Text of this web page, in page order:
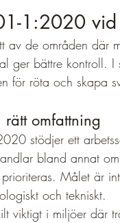
1:2020 vid
av de områden där
ger bättre kontroll.
för röta och skapa
rätt omfattning
stödjer ett
bland annat
Målet är
och tekniskt.
viktigt i miljöer där